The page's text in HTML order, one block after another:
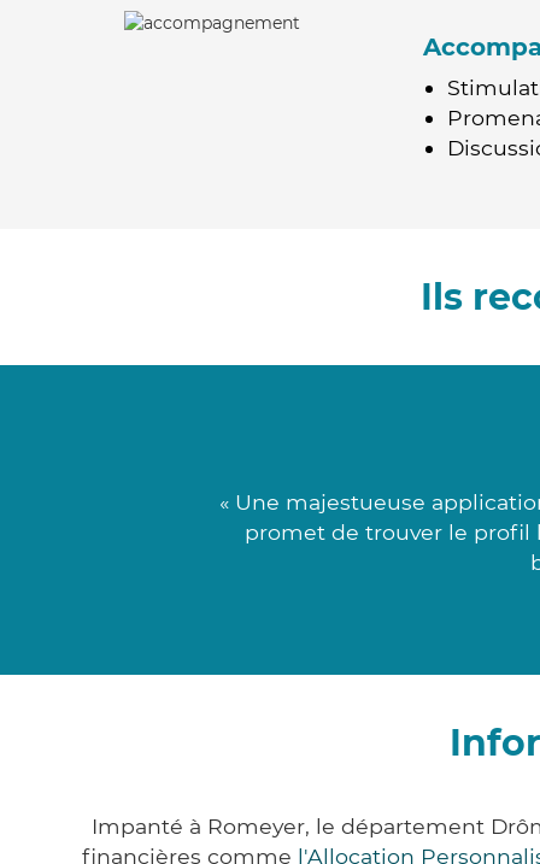
Ils
« Une majestueuse
promet de trouver le profil
Impanté à Romeyer, le département
financières comme l'Allocation